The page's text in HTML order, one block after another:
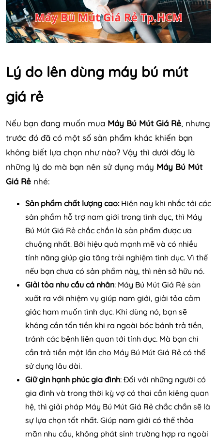
Lý do lên dùng máy bú mút
giá rẻ
Nếu bạn đang muốn mua Máy Bú Mút Giá Rẻ, nhưng
trước đó đã có một số sản phẩm khác khiến bạn
không biết lựa chọn như nào? Vậy thì dưới đây là
những lý do mà bạn nên sử dụng máy Máy Bú Mút
Giá Rẻ nhé:
Sản phẩm chất lượng cao:Hiện nay khi nhắc tới các
sản phẩm hỗ trợ nam giới trong tình dục, thì Máy
Bú Mút Giá Rẻ chắc chắn là sản phẩm được ưa
chuộng nhất. Bởi hiệu quả mạnh mẽ và có nhiều
tính năng giúp gia tăng trải nghiệm tình dục. Vì thế
nếu bạn chưa có sản phẩm này, thì nên sở hữu nó.
Giải tỏa nhu cầu cá nhân: Máy Bú Mút Giá Rẻ sản
xuất ra với nhiệm vụ giúp nam giới, giải tỏa cảm
giác ham muốn tình dục. Khi dùng nó, bạn sẽ
không cần tốn tiền khi ra ngoài bóc bánh trả tiền,
tránh các bệnh liên quan tới tính dục. Mà bạn chỉ
cần trả tiền một lần cho Máy Bú Mút Giá Rẻ có thể
sử dụng lâu dài.
Giữ gìn hạnh phúc gia đình: Đối với những người có
gia đình và trong thời kỳ vợ có thai cần kiêng quan
hệ, thì giải pháp Máy Bú Mút Giá Rẻ chắc chắn sẽ là
sự lựa chọn tốt nhất. Giúp nam giới có thể thỏa
mãn nhu cầu, không phát sinh trường hợp ra ngoài